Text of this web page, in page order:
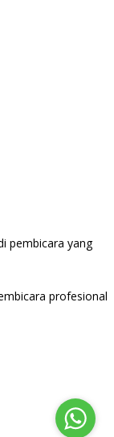
pembicara yang
profesional